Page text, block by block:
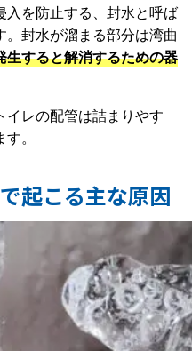
入を防止する、封水と呼ば
封水が溜まる部分は湾曲
生すると解消するための器
イレの配管は詰まりやす
。
起こる主な原因